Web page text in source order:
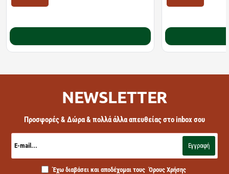
NEWSLETTER
Προσφορές & Δώρα & πολλά άλλα απευθείας στο inbox σου
E-
mail...
Εγγραφή
Έχω διαβάσει και αποδέχομαι τους Όρους Χρήσης